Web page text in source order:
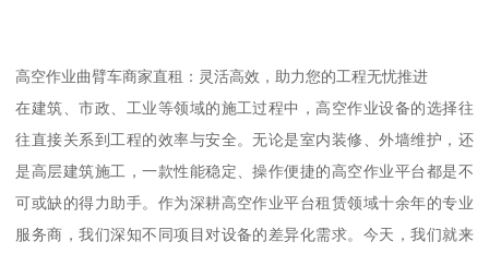
高空作业曲臂车商家直租：灵活高效，助力您的工程无忧推进
在建筑、市政、工业等领域的施工过程中，高空作业设备的选择往
往直接关系到工程的效率与安全。无论是室内装修、外墙维护，还
是高层建筑施工，一款性能稳定、操作便捷的高空作业平台都是不
可或缺的得力助手。作为深耕高空作业平台租赁领域十余年的专业
服务商，我们深知不同项目对设备的差异化需求。今天，我们就来